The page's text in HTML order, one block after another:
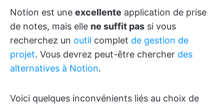
Notion est une excellente application de prise
de notes, mais elle ne suffit pas si vous
recherchez un outil complet de gestion de
projet. Vous devrez peut-être chercher des
alternatives à Notion.
Voici quelques inconvénients liés au choix de